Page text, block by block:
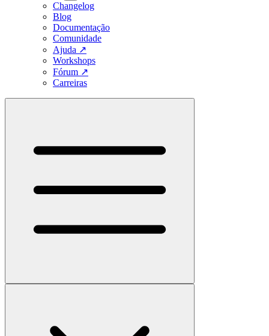
Changelog
Blog
Documentação
Comunidade
Ajuda ↗
Workshops
Fórum ↗
Carreiras